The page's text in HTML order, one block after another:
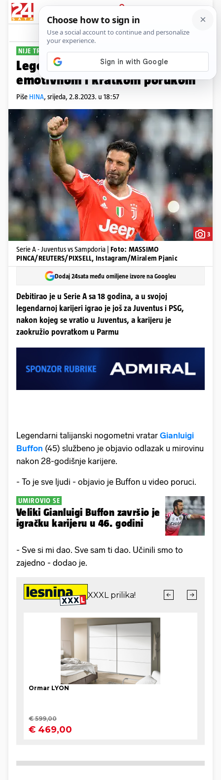
PRIJAVA
Sport Komentari
NIJE TROŠIO PUNO RIJEČI
Legendarni Buffon oprostio se
emotivnom i kratkom porukom
Piše HINA, srijeda, 2.8.2023. u 18:57
3
Serie A - Juventus vs Sampdoria | Foto: MASSIMO
PINCA/REUTERS/PIXSELL, Instagram/Miralem Pjanic
Dodaj 24sata među omiljene izvore na Googleu
Debitirao je u Serie A sa 18 godina, a u svojoj
legendarnoj karijeri igrao je još za Juventus i PSG,
nakon kojeg se vratio u Juventus, a karijeru je
zaokružio povratkom u Parmu
Legendarni talijanski nogometni vratar Gianluigi
Buffon (45) službeno je objavio odlazak u mirovinu
nakon 28-godišnje karijere.
- To je sve ljudi - objavio je Buffon u video poruci.
UMIROVIO SE
Veliki Gianluigi Buffon završio je
igračku karijeru u 46. godini
- Sve si mi dao. Sve sam ti dao. Učinili smo to
zajedno - dodao je.